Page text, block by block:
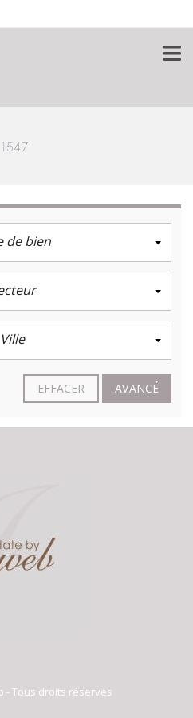
1547
de bien
Ville
EFFACER AVANCÉ
- Tous droits réservés